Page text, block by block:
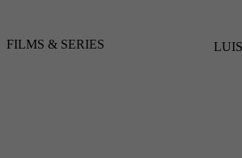
FILMS & SERIES